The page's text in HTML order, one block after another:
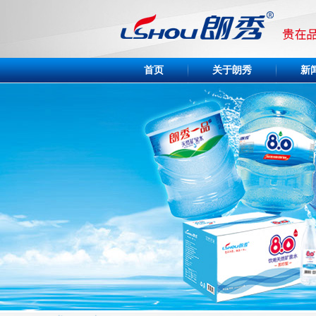
首页 关于朗秀 新